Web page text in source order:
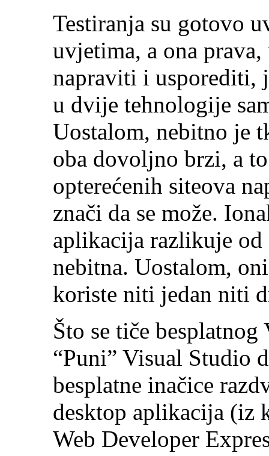
Testiranja su gotovo
uvjetima, a ona
napraviti i usporediti,
u dvije tehnologije
Uostalom, nebitno je
oba dovoljno brzi, a
opterećenih siteova
znači da se može.
aplikacija razlikuje
nebitna. Uostalom,
koriste niti jedan niti
Što se tiče
“Puni” Visual Studio
besplatne inačice
desktop aplikacija (iz
Web Developer